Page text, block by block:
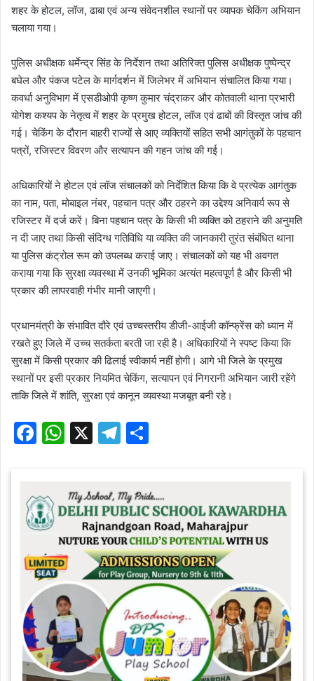
शहर के होटल, लॉज, ढाबा एवं अन्य संवेदनशील स्थानों पर व्यापक चेकिंग अभियान
चलाया गया।
पुलिस अधीक्षक धर्मेन्द्र सिंह के निर्देशन तथा अतिरिक्त पुलिस अधीक्षक पुष्पेन्द्र
बघेल और पंकज पटेल के मार्गदर्शन में जिलेभर में अभियान संचालित किया गया।
कवर्धा अनुविभाग में एसडीओपी कृष्ण कुमार चंद्राकर और कोतवाली थाना प्रभारी
योगेश कश्यप के नेतृत्व में शहर के प्रमुख होटल, लॉज एवं ढाबों की विस्तृत जांच की
गई। चेकिंग के दौरान बाहरी राज्यों से आए व्यक्तियों सहित सभी आगंतुकों के पहचान
पत्रों, रजिस्टर विवरण और सत्यापन की गहन जांच की गई।
अधिकारियों ने होटल एवं लॉज संचालकों को निर्देशित किया कि वे प्रत्येक आगंतुक
का नाम, पता, मोबाइल नंबर, पहचान पत्र और ठहरने का उद्देश्य अनिवार्य रूप से
रजिस्टर में दर्ज करें। बिना पहचान पत्र के किसी भी व्यक्ति को ठहराने की अनुमति
न दी जाए तथा किसी संदिग्ध गतिविधि या व्यक्ति की जानकारी तुरंत संबंधित थाना
या पुलिस कंट्रोल रूम को उपलब्ध कराई जाए। संचालकों को यह भी अवगत
कराया गया कि सुरक्षा व्यवस्था में उनकी भूमिका अत्यंत महत्वपूर्ण है और किसी भी
प्रकार की लापरवाही गंभीर मानी जाएगी।
प्रधानमंत्री के संभावित दौरे एवं उच्चस्तरीय डीजी-आईजी कॉन्फ्रेंस को ध्यान में
रखते हुए जिले में उच्च सतर्कता बरती जा रही है। अधिकारियों ने स्पष्ट किया कि
सुरक्षा में किसी प्रकार की ढिलाई स्वीकार्य नहीं होगी। आगे भी जिले के प्रमुख
स्थानों पर इसी प्रकार नियमित चेकिंग, सत्यापन एवं निगरानी अभियान जारी रहेंगे
ताकि जिले में शांति, सुरक्षा एवं कानून व्यवस्था मजबूत बनी रहे।
F
e
b
o
k
W
s
A
p
p
X
T
gr
a
m
e